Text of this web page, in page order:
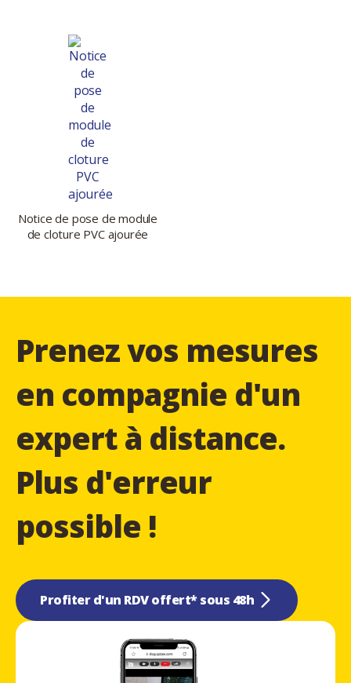
Notice de pose de module
de cloture PVC ajourée
Prenez vos mesures
en compagnie d'un
expert à distance.
Plus d'erreur
possible !
Profiter d'un RDV offert* sous 48h